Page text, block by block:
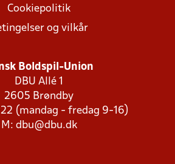
Cookiepolitik
og vilkår
Boldspil-Union
DBU Allé 1
2605 Brøndby
(mandag - fredag 9-16)
M: dbu@dbu.dk